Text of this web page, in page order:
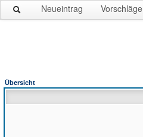
Neueintrag Vorschläge
Übersicht